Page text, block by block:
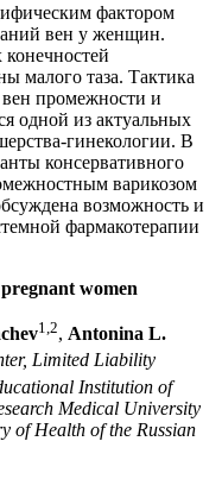
фактором
вен у женщин.
малого таза. Тактика
промежности и
одной из актуальных
гинекологии. В
консервативного
варикозом
возможность и
фармакотерапии
women
1,2, Antonina L.
Limited Liability
Institution of
Medical University
of Health of the Russian